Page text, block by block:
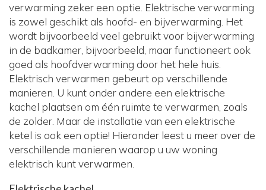
verwarming zeker een optie. Elektrische verwarming
is zowel geschikt als hoofd- en bijverwarming. Het
wordt bijvoorbeeld veel gebruikt voor bijverwarming
in de badkamer, bijvoorbeeld, maar functioneert ook
goed als hoofdverwarming door het hele huis.
Elektrisch verwarmen gebeurt op verschillende
manieren. U kunt onder andere een elektrische
kachel plaatsen om één ruimte te verwarmen, zoals
de zolder. Maar de installatie van een elektrische
ketel is ook een optie! Hieronder leest u meer over de
verschillende manieren waarop u uw woning
elektrisch kunt verwarmen.